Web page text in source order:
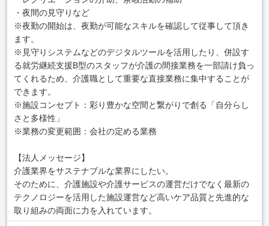
・夜間の見守りなど
※夜勤の開始は、夜勤が可能なスキルを確認して従事して頂き
ます。
※見守りシステムなどのデジタルツールを活用したり、併設す
る就労継続支援B型のスタッフが介護の間接業務を一部請け負っ
てくれるため、介護職として重要な直接業務に集中することが
できます。
※施設コンセプト：彩り豊かな空間と繋がりで創る「自分らし
さと多様性」
※業務の変更範囲：会社の定める業務
【法人メッセージ】
介護業界をサステナブルな業界にしたい。
そのために、介護施設や介護サービスの運営だけでなく最新の
テクノロジーを活用した施設運営など高いケア品質と先進的な
取り組みの両面に力を入れています。